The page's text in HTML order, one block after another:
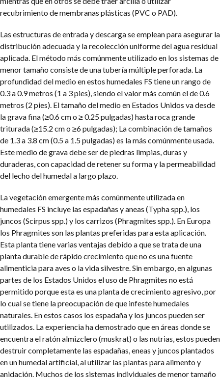
recubrimiento de membranas plásticas (PVC o PAD).
Las estructuras de entrada y descarga se emplean para asegurar la
distribución adecuada y la recolección uniforme del agua residual
aplicada. El método más comúnmente utilizado en los sistemas de
menor tamaño consiste de una tubería múltiple perforada. La
profundidad del medio en estos humedales FS tiene un rango de
0.3 a 0.9 metros (1 a 3 pies), siendo el valor más común el de 0.6
metros (2 pies). El tamaño del medio en Estados Unidos va desde
la grava fina (≥0.6 cm o ≥ 0.25 pulgadas) hasta roca grande
triturada (≥15.2 cm o ≥6 pulgadas); La combinación de tamaños
de 1.3 a 3.8 cm (0.5 a 1.5 pulgadas) es la más comúnmente usada.
Este medio de grava debe ser de piedras limpias, duras y
duraderas, con capacidad de retener su forma y la permeabilidad
del lecho del humedal a largo plazo.
La vegetación emergente más comúnmente utilizada en
humedales FS incluye las espadañas y aneas (Typha spp.), los
juncos (Scirpus spp.) y los carrizos (Phragmites spp.). En Europa
los Phragmites son las plantas preferidas para esta aplicación.
Esta planta tiene varias ventajas debido a que se trata de una
planta durable de rápido crecimiento que no es una fuente
alimenticia para aves o la vida silvestre. Sin embargo, en algunas
partes de los Estados Unidos el uso de Phragmites no está
permitido porque esta es una planta de crecimiento agresivo, por
lo cual se tiene la preocupación de que infeste humedales
naturales. En estos casos los espadaña y los juncos pueden ser
utilizados. La experiencia ha demostrado que en áreas donde se
encuentra el ratón almizclero (muskrat) o las nutrias, estos pueden
destruir completamente las espadañas, eneas y juncos plantados
en un humedal artificial, al utilizar las plantas para alimento y
anidación. Muchos de los sistemas individuales de menor tamaño